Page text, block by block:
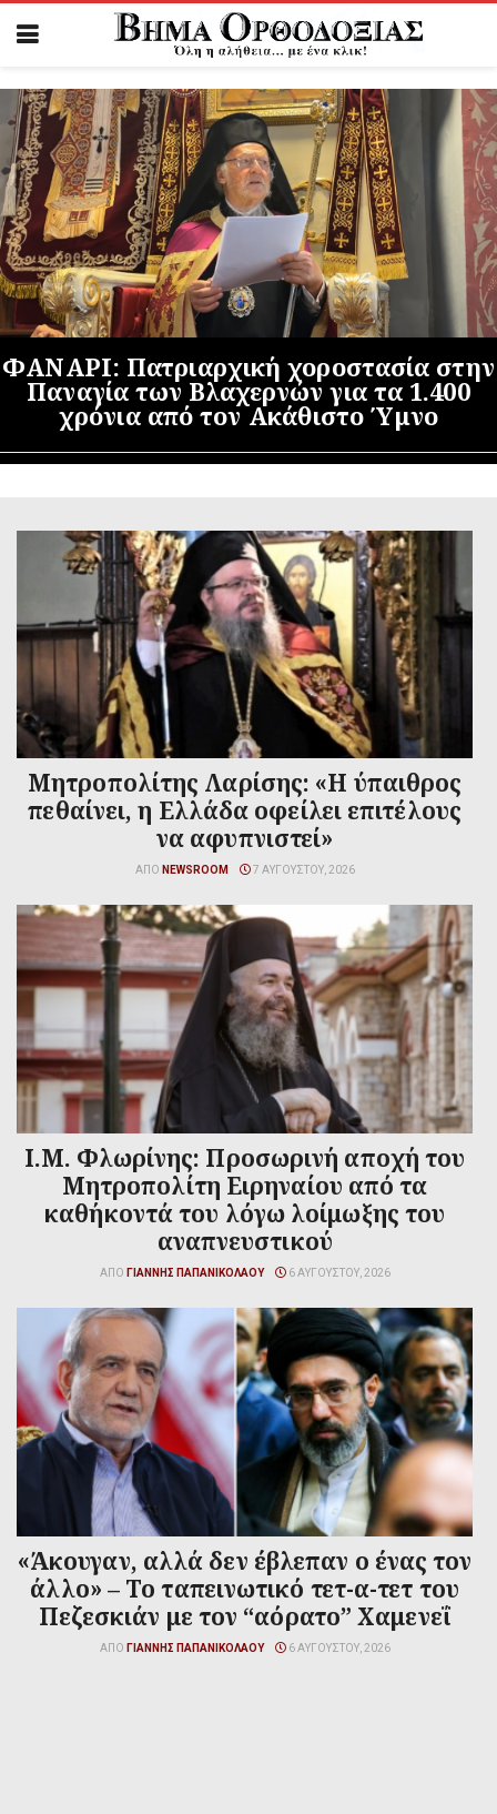
ΦΑΝΑΡΙ: Πατριαρχική χοροστασία στην
Παναγία των Βλαχερνών για τα 1.400
χρόνια από τον Ακάθιστο Ύμνο
Μητροπολίτης Λαρίσης: «Η ύπαιθρος
πεθαίνει, η Ελλάδα οφείλει επιτέλους
να αφυπνιστεί»
ΑΠΌ NEWSROOM 7 ΑΥΓΟΎΣΤΟΥ, 2026
Ι.Μ. Φλωρίνης: Προσωρινή αποχή του
Μητροπολίτη Ειρηναίου από τα
καθήκοντά του λόγω λοίμωξης του
αναπνευστικού
ΑΠΌ ΓΙΆΝΝΗΣ ΠΑΠΑΝΙΚΟΛΆΟΥ 6 ΑΥΓΟΎΣΤΟΥ, 2026
«Άκουγαν, αλλά δεν έβλεπαν ο ένας τον
άλλο» – Το ταπεινωτικό τετ-α-τετ του
Πεζεσκιάν με τον “αόρατο” Χαμενεΐ
ΑΠΌ ΓΙΆΝΝΗΣ ΠΑΠΑΝΙΚΟΛΆΟΥ 6 ΑΥΓΟΎΣΤΟΥ, 2026